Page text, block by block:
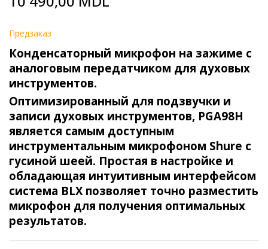
beginning
of
the
images
gallery
Предзаказ
Конденсаторный микрофон на зажиме с
аналоговым передатчиком для духовых
инструментов.
Оптимизированный для подзвучки и
записи духовых инструментов, PGA98H
является самым доступным
инструментальным микрофоном Shure с
гусиной шеей. Простая в настройке и
обладающая интуитивным интерфейсом
система BLX позволяет точно разместить
микрофон для получения оптимальных
результатов.